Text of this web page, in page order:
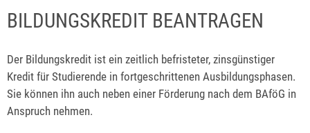
BILDUNGSKREDIT BEANTRAGEN
Der Bildungskredit ist ein zeitlich befristeter, zinsgünstiger
Kredit für Studierende in fortgeschrittenen Ausbildungsphasen.
Sie können ihn auch neben einer Förderung nach dem BAföG in
Anspruch nehmen.